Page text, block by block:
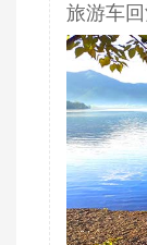
旅游车回